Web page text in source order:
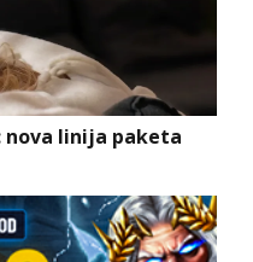
linija paketa